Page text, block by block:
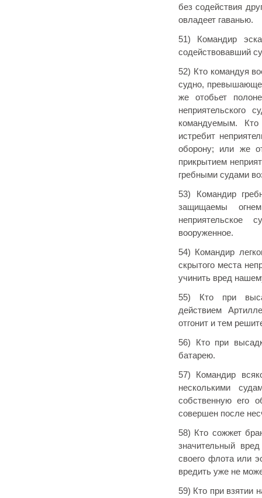
без содействия
овладеет гаванью.
51) Командир
содействовавший
52) Кто командуя
судно,
же отобьет
командуемым.
истребит
оборону; или же
прикрытием
гребными судами
53) Командир
защищаемы
неприятельское
вооруженное.
54) Командир
скрытого места
учинить вред
55) Кто при
действием
отгонит и тем
56) Кто при
батарею.
57) Командир
несколькими
собственную его
совершен после
58) Кто сожжет
значительный
своего флота или
вредить уже не
59) Кто при взятии